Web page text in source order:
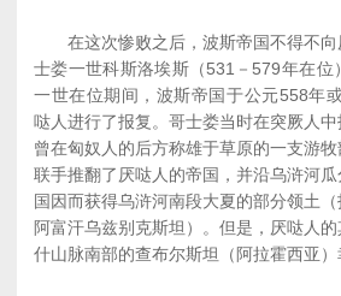
在这次惨败之后，波斯帝国不得不向
士娄一世科斯洛埃斯（531－579年在位
一世在位期间，波斯帝国于公元558年
哒人进行了报复。哥士娄当时在突厥人
曾在匈奴人的后方称雄于草原的一支游
联手推翻了厌哒人的帝国，并沿乌浒河
国因而获得乌浒河南段大夏的部分领土
阿富汗乌兹别克斯坦）。但是，厌哒人
什山脉南部的查布尔斯坦（阿拉霍西亚）